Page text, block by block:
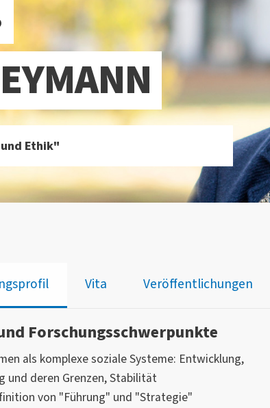
Ethik"
Vita Veröffentlichungen
Forschungsschwerpunkte
als komplexe soziale Systeme: Entwicklung,
und deren Grenzen, Stabilität
von "Führung" und "Strategie"